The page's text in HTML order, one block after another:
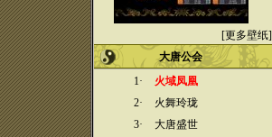
[更多壁纸]
大唐公会
1·
火域凤凰
2·
火舞玲珑
3·
大唐盛世